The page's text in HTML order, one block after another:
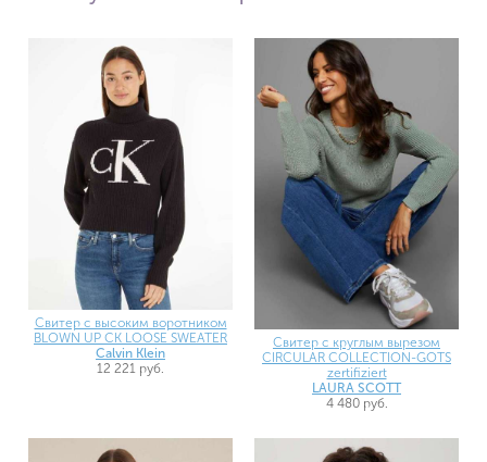
Свитер с высоким воротником
BLOWN UP CK LOOSE SWEATER
Calvin Klein
12 221 руб.
Свитер с круглым вырезом
CIRCULAR COLLECTION-GOTS
zertifiziert
LAURA SCOTT
4 480 руб.